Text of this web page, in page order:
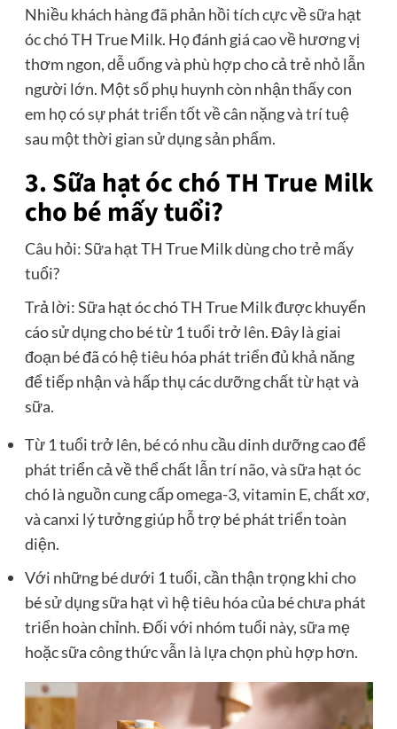
Nhiều khách hàng đã phản hồi tích cực về sữa hạt
óc chó TH True Milk. Họ đánh giá cao về hương vị
thơm ngon, dễ uống và phù hợp cho cả trẻ nhỏ lẫn
người lớn. Một số phụ huynh còn nhận thấy con
em họ có sự phát triển tốt về cân nặng và trí tuệ
sau một thời gian sử dụng sản phẩm.
3. Sữa hạt óc chó TH True Milk
cho bé mấy tuổi?
Câu hỏi: Sữa hạt TH True Milk dùng cho trẻ mấy
tuổi?
Trả lời: Sữa hạt óc chó TH True Milk được khuyến
cáo sử dụng cho bé từ 1 tuổi trở lên. Đây là giai
đoạn bé đã có hệ tiêu hóa phát triển đủ khả năng
để tiếp nhận và hấp thụ các dưỡng chất từ hạt và
sữa.
Từ 1 tuổi trở lên, bé có nhu cầu dinh dưỡng cao để
phát triển cả về thể chất lẫn trí não, và sữa hạt óc
chó là nguồn cung cấp omega-3, vitamin E, chất xơ,
và canxi lý tưởng giúp hỗ trợ bé phát triển toàn
diện.
Với những bé dưới 1 tuổi, cần thận trọng khi cho
bé sử dụng sữa hạt vì hệ tiêu hóa của bé chưa phát
triển hoàn chỉnh. Đối với nhóm tuổi này, sữa mẹ
hoặc sữa công thức vẫn là lựa chọn phù hợp hơn.